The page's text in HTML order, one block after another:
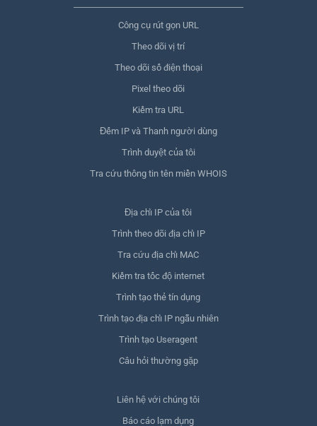
Công cụ rút gọn URL
Theo dõi vị trí
Theo dõi số điện thoại
Pixel theo dõi
Kiểm tra URL
Đếm IP và Thanh người dùng
Trình duyệt của tôi
Tra cứu thông tin tên miền WHOIS
Địa chỉ IP của tôi
Trình theo dõi địa chỉ IP
Tra cứu địa chỉ MAC
Kiểm tra tốc độ internet
Trình tạo thẻ tín dụng
Trình tạo địa chỉ IP ngẫu nhiên
Trình tạo Useragent
Câu hỏi thường gặp
Liên hệ với chúng tôi
Báo cáo lạm dụng